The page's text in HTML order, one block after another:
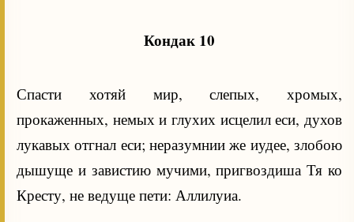
Кондак 10
Спасти хотяй мир, слепых, хромых,
прокаженных, немых и глухих исцелил еси, духов
лукавых отгнал еси; неразумнии же иудее, злобою
дышуще и завистию мучими, пригвоздиша Тя ко
Кресту, не ведуще пети: Аллилуиа.